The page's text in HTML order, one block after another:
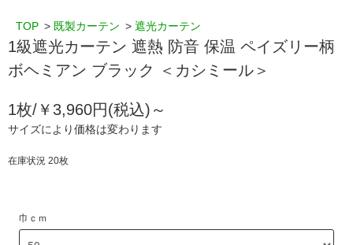
TOP > 既製カーテン > 遮光カーテン
1級遮光カーテン 遮熱 防音 保温 ペイズリー柄
ボヘミアン ブラック ＜カシミール＞
1枚/￥3,960円(税込)～
サイズにより価格は変わります
在庫状況 20枚
巾ｃｍ